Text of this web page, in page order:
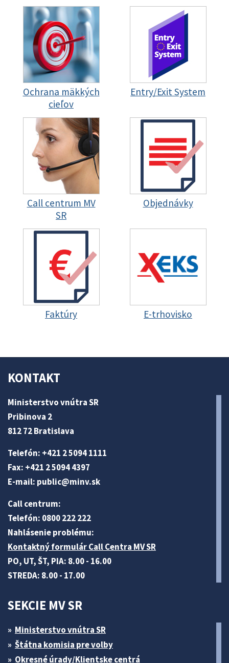
Ochrana mäkkých
cieľov
Entry/Exit System
Call centrum MV
SR
Objednávky
Faktúry E-trhovisko
KONTAKT
Ministerstvo vnútra SR
Pribinova 2
812 72 Bratislava
Telefón: +421 2 5094 1111
Fax: +421 2 5094 4397
E-mail: public@minv.sk
Call centrum:
Telefón: 0800 222 222
Nahlásenie problému:
Kontaktný formulár Call Centra MV SR
PO, UT, ŠT, PIA: 8.00 - 16.00
STREDA: 8.00 - 17.00
SEKCIE MV SR
Ministerstvo vnútra SR
Štátna komisia pre volby
Okresné úrady/Klientske centrá